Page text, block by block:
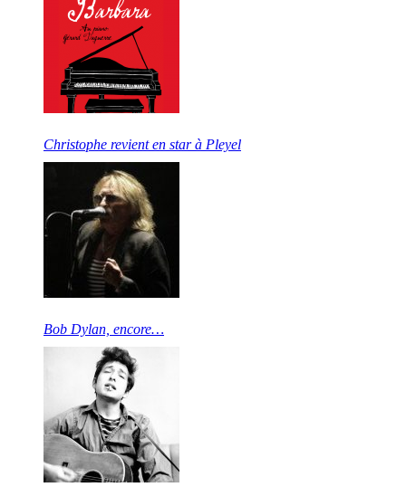
Christophe revient en star à Pleyel
Bob Dylan, encore…